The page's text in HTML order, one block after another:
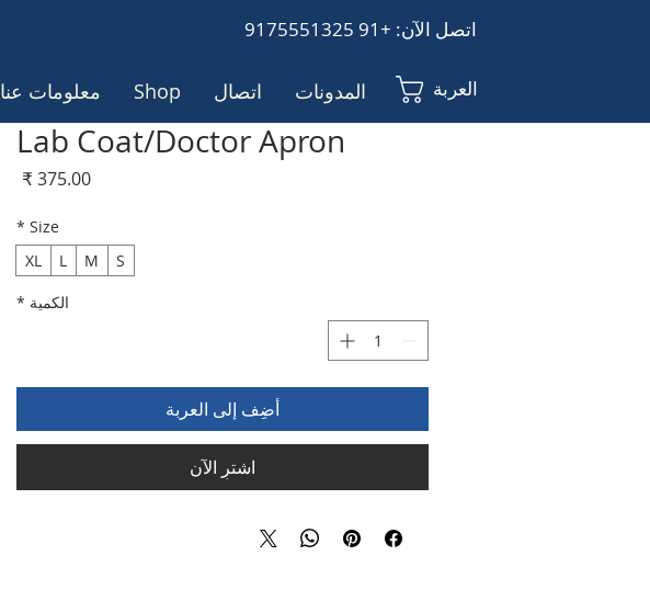
اتصل الآن: +91 9175551325
العربة معلومات عنا Shop اتصال المدونات
Lab Coat/Doctor Apron
Size
*
S
M
L
XL
الكمية *
أضِف إلى العربة
اشترِ الآن